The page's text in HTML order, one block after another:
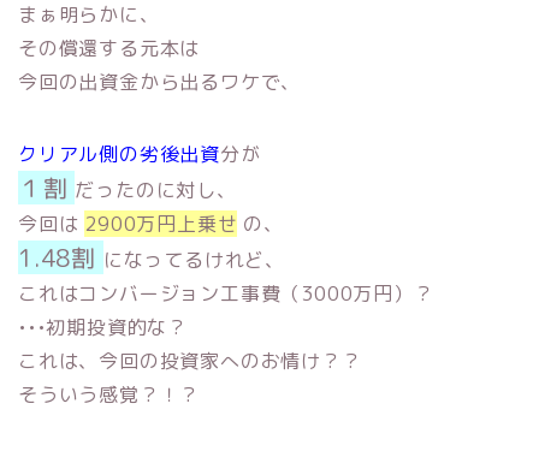
まぁ明らかに、
その償還する元本は
今回の出資金から出るワケで、
クリアル側の劣後出資分が
１割 だったのに対し、
今回は 2900万円上乗せ の、
1.48割 になってるけれど、
これはコンバージョン工事費（3000万円）？
•••初期投資的な？
これは、今回の投資家へのお情け？？
そういう感覚？！？